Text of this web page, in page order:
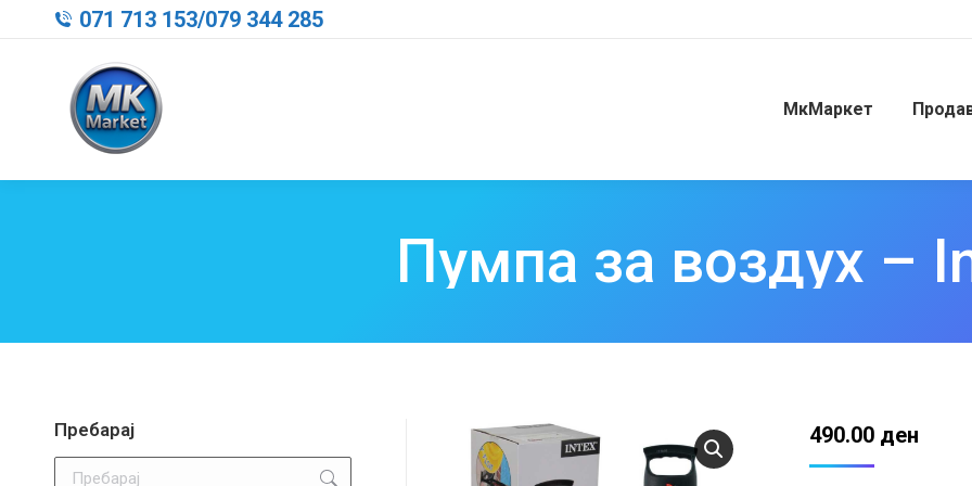
071 713 153/079 344 285
МкМаркет
Пумпа за воздух –
490.00 ден
Пребарај